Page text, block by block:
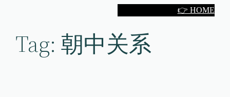
👉 HOME
Tag:朝中关系